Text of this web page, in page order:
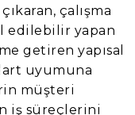
çalışma
edilebilir yapan
getiren yapısal
uyumuna
müşteri
iş süreçlerini